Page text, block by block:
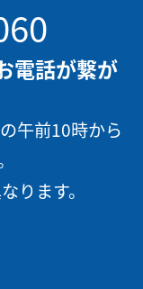
電話が繋が
午前10時から
ります。